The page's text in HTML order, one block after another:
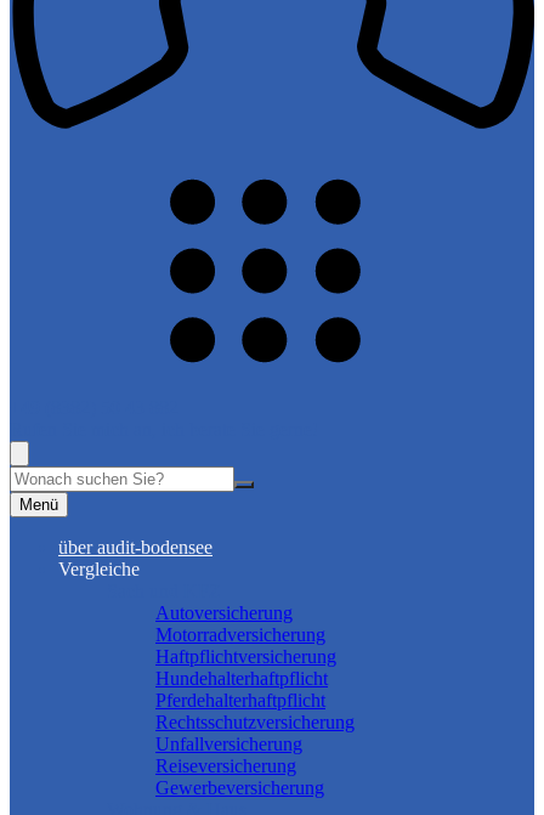
Suche
Menü
über audit-bodensee
Vergleiche
Autoversicherung
Motorradversicherung
Haftpflichtversicherung
Hundehalterhaftpflicht
Pferdehalterhaftpflicht
Rechtsschutzversicherung
Unfallversicherung
Reiseversicherung
Gewerbeversicherung